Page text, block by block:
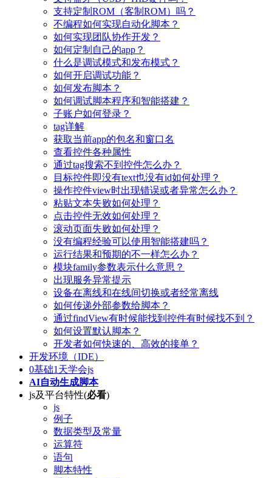
支持定制ROM（客制ROM）吗？
不编程如何实现自动化脚本？
如何实现团队协作开发？
如何定制自己的app？
什么是调试模式和发布模式？
如何开启调试功能？
如何发布脚本？
如何调试脚本程序和智能搭建？
子账户如何登录？
tag详解
获取当前app的包名和窗口名
查看控件各种属性
通过tag搜索不到控件怎么办？
目标控件即没有text也没有id如何处理？
操作控件view时出现错误或者异常怎么办？
粘贴文本失败如何处理？
点击控件无效如何处理？
滚动页面失败如何处理？
没有编程经验可以使用智能搭建吗？
运行结果和预期的不一样怎么办？
模块family参数表示什么意思？
出现服务异常提示
设备在离线和在线间切换或者经常离线
如何传递外部参数给脚本？
通过findView有时候能找到控件有时候找不到？
如何设置默认脚本？
开发者如何快速的、高效的接单？
开发环境（IDE）
0基础1天学会js
AI自动生成脚本
js及平台特性(必看)
js
例子
数据类型及常量
运算符
语句
脚本特性